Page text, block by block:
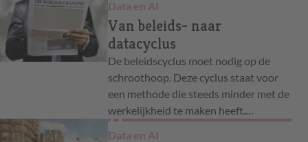
Data en AI
Van beleids- naar
datacyclus
De beleidscyclus moet nodig op de
schroothoop. Deze cyclus staat voor
een methode die steeds minder met de
werkelijkheid te maken heeft.…
Data en AI